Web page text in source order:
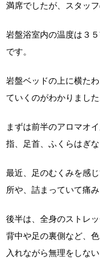
満席でしたが、スタッ
岩盤浴室内の温度は３
です。
岩盤ベッドの上に横た
ていくのがわかりました
まずは前半のアロマオ
指、足首、ふくらはぎ
最近、足のむくみを感
所や、詰まっていて痛
後半は、全身のストレ
背中や足の裏側など、
入れながら無理をしな